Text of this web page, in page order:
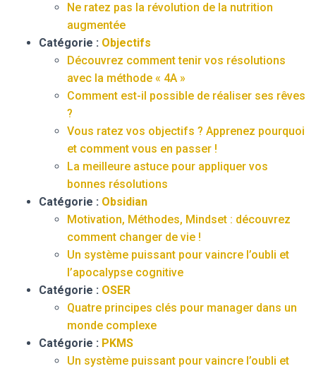
Ne ratez pas la révolution de la nutrition
augmentée
Catégorie : Objectifs
Découvrez comment tenir vos résolutions
avec la méthode « 4A »
Comment est-il possible de réaliser ses rêves
?
Vous ratez vos objectifs ? Apprenez pourquoi
et comment vous en passer !
La meilleure astuce pour appliquer vos
bonnes résolutions
Catégorie : Obsidian
Motivation, Méthodes, Mindset : découvrez
comment changer de vie !
Un système puissant pour vaincre l’oubli et
l’apocalypse cognitive
Catégorie : OSER
Quatre principes clés pour manager dans un
monde complexe
Catégorie : PKMS
Un système puissant pour vaincre l’oubli et